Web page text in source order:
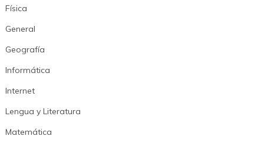
Física
General
Geografía
Informática
Internet
Lengua y Literatura
Matemática